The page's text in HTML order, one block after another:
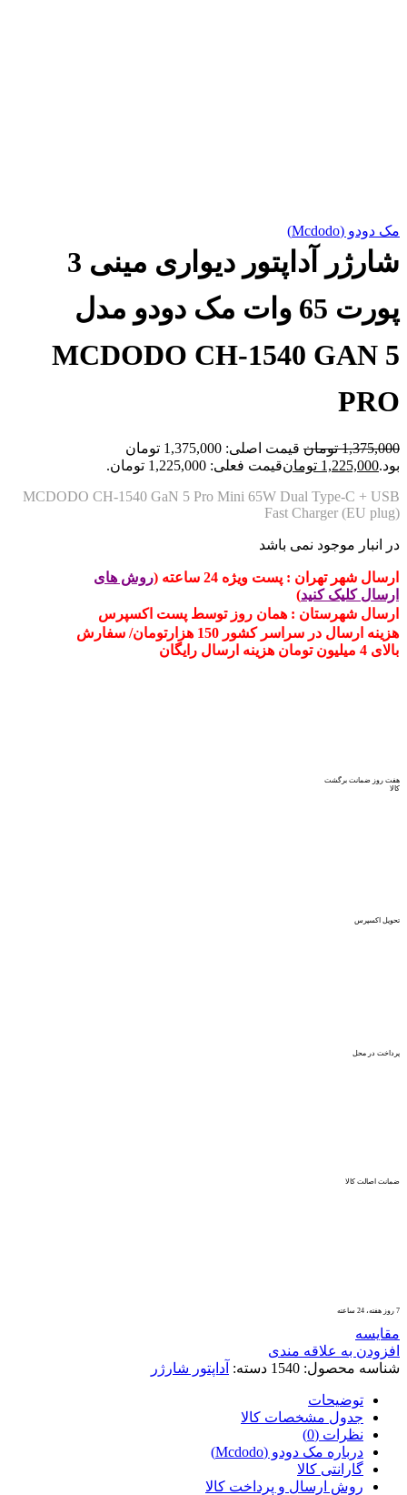
مک دودو (Mcdodo)
شارژر آداپتور دیواری مینی 3
پورت 65 وات مک دودو مدل
MCDODO CH-1540 GAN 5
PRO
1,375,000 تومان
قیمت اصلی: 1,375,000 تومان
بود.1,225,000 تومانقیمت فعلی: 1,225,000 تومان.
MCDODO CH-1540 GaN 5 Pro Mini 65W Dual Type-C + USB
Fast Charger (EU plug)
در انبار موجود نمی باشد
ارسال شهر تهران : پست ویژه 24 ساعته (
روش های
ارسال کلیک کنید)
ارسال شهرستان : همان روز توسط پست اکسپرس
هزینه ارسال در سراسر کشور 150 هزارتومان/ سفارش
بالای 4 میلیون تومان هزینه ارسال رایگان
هفت روز ضمانت برگشت
کالا
تحویل اکسپرس
پرداخت در محل
ضمانت اصالت کالا
7 روز هفته، 24 ساعته
مقايسه
افزودن به علاقه مندی
شناسه محصول: 1540 دسته: آداپتور شارژر
توضیحات
جدول مشخصات کالا
نظرات (0)
درباره مک دودو (Mcdodo)
گارانتی کالا
روش ارسال و پرداخت کالا